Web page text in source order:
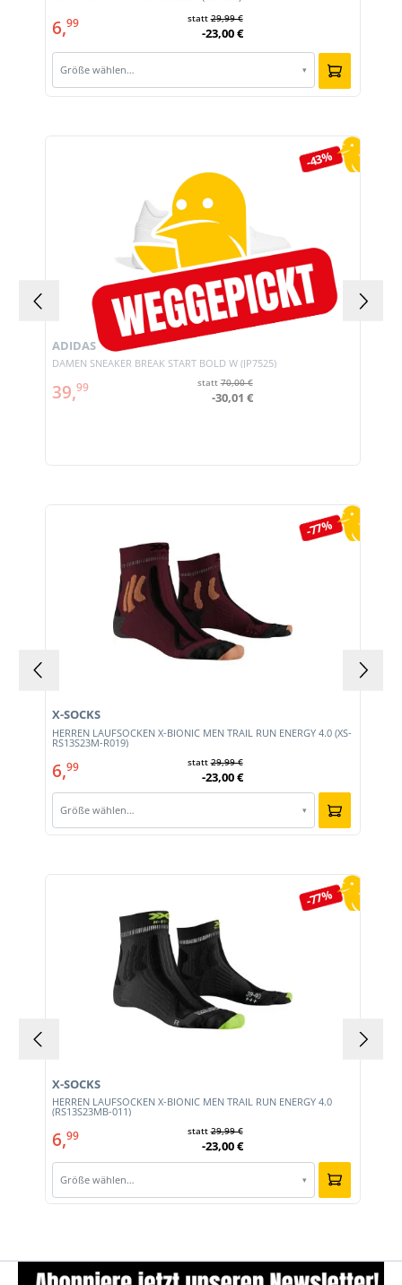
6,99 statt29,99 €
-23,00 €
Größe wählen… ▾
-43%
DAMEN SNEAKER BREAK START BOLD W (JP7525)
ADIDAS
39,99 statt70,00 €
-30,01 €
-77%
HERREN LAUFSOCKEN X-BIONIC MEN TRAIL RUN ENERGY 4.0 (XS-
RS13S23M-R019)
X-SOCKS
6,99 statt29,99 €
-23,00 €
Größe wählen… ▾
-77%
HERREN LAUFSOCKEN X-BIONIC MEN TRAIL RUN ENERGY 4.0
(RS13S23MB-011)
X-SOCKS
6,99 statt29,99 €
-23,00 €
Größe wählen… ▾